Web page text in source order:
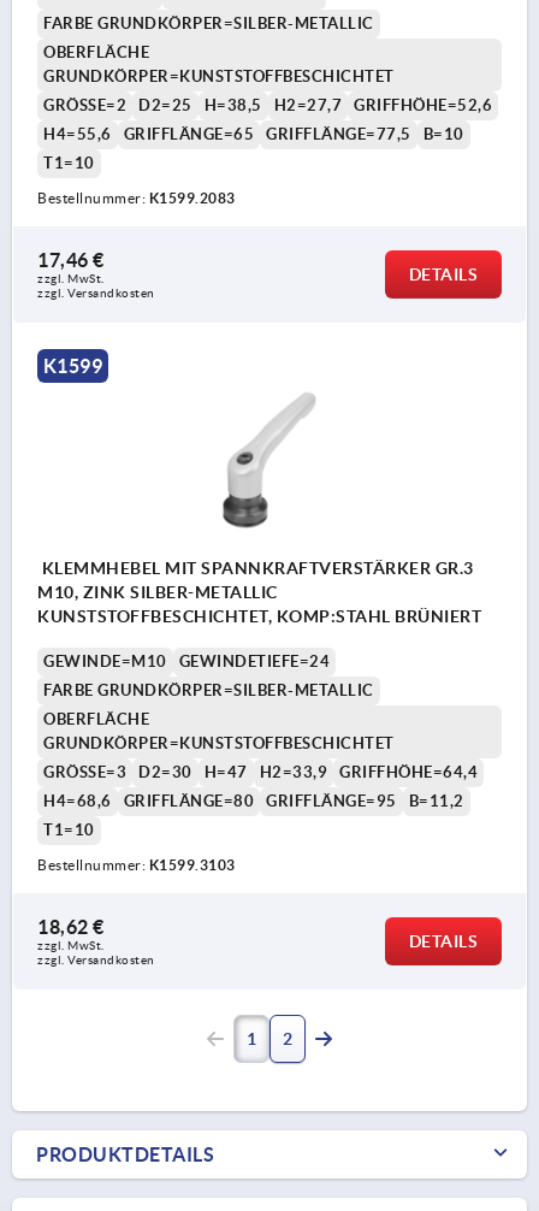
FARBE GRUNDKÖRPER=SILBER-METALLIC
OBERFLÄCHE
GRUNDKÖRPER=KUNSTSTOFFBESCHICHTET
GRÖSSE=2
D2=25 H=38,5 H2=27,7
GRIFFHÖHE=52,6
H4=55,6
GRIFFLÄNGE=65 GRIFFLÄNGE=77,5
B=10
T1=10
Bestellnummer: K1599.2083
17,46 €
zzgl. MwSt.
zzgl. Versandkosten
DETAILS
K1599
KLEMMHEBEL MIT SPANNKRAFTVERSTÄRKER GR.3
M10, ZINK SILBER-METALLIC
KUNSTSTOFFBESCHICHTET, KOMP:STAHL BRÜNIERT
GEWINDE=M10
GEWINDETIEFE=24
FARBE GRUNDKÖRPER=SILBER-METALLIC
OBERFLÄCHE
GRUNDKÖRPER=KUNSTSTOFFBESCHICHTET
GRÖSSE=3
D2=30 H=47 H2=33,9
GRIFFHÖHE=64,4
H4=68,6
GRIFFLÄNGE=80 GRIFFLÄNGE=95
B=11,2
T1=10
Bestellnummer: K1599.3103
18,62 €
zzgl. MwSt.
zzgl. Versandkosten
DETAILS
1 2
PRODUKTDETAILS